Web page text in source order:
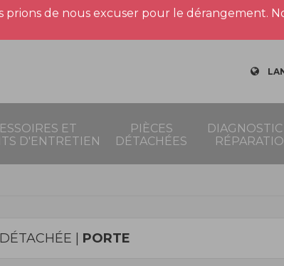
de nous excuser pour le dérangement.
ET
D'ENTRETIEN
PIÈCES
DÉTACHÉES
| PORTE